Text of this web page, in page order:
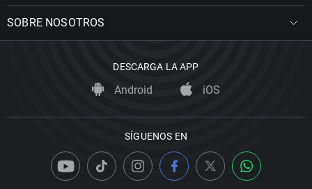
SOBRE NOSOTROS
DESCARGA LA APP
Android iOS
SÍGUENOS EN